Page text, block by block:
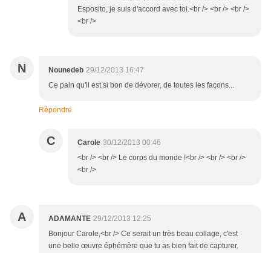
Esposito, je suis d'accord avec toi.<br /> <br /> <br />
<br />
N Nounedeb 29/12/2013 16:47
Ce pain qu'il est si bon de dévorer, de toutes les façons...
Répondre
C Carole 30/12/2013 00:46
<br /> <br /> Le corps du monde !<br /> <br /> <br />
<br />
A ADAMANTE 29/12/2013 12:25
Bonjour Carole,<br /> Ce serait un très beau collage, c'est
une belle œuvre éphémère que tu as bien fait de capturer.